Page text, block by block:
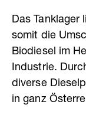
Das Tanklager
somit die
Biodiesel im
Industrie.
diverse
in ganz